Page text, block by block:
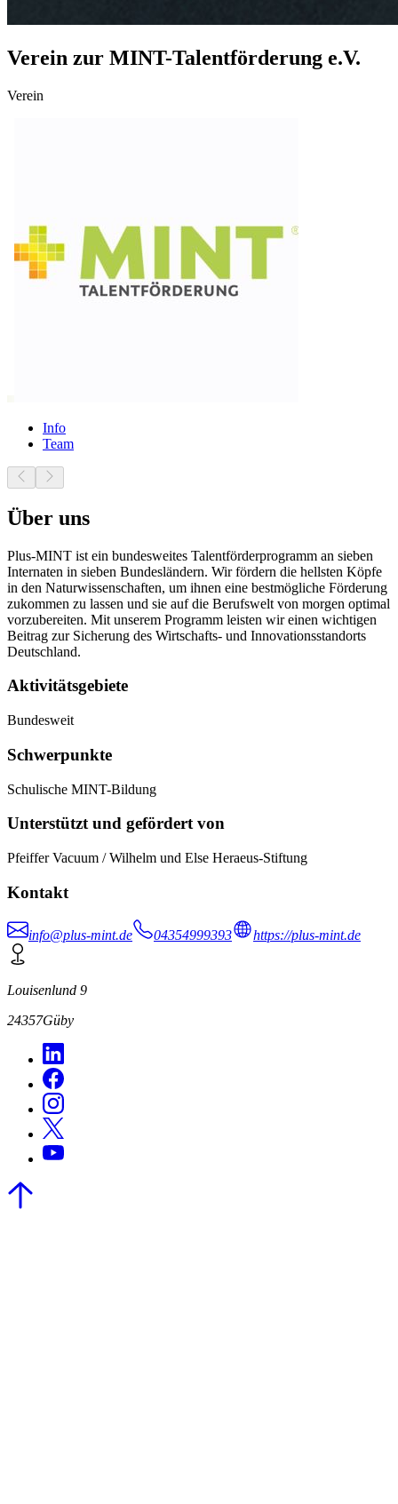
Verein zur MINT-Talentförderung e.V.
Verein
Info
Team
Über uns
Plus-MINT ist ein bundesweites Talentförderprogramm an sieben
Internaten in sieben Bundesländern. Wir fördern die hellsten Köpfe
in den Naturwissenschaften, um ihnen eine bestmögliche Förderung
zukommen zu lassen und sie auf die Berufswelt von morgen optimal
vorzubereiten. Mit unserem Programm leisten wir einen wichtigen
Beitrag zur Sicherung des Wirtschafts- und Innovationsstandorts
Deutschland.
Aktivitätsgebiete
Bundesweit
Schwerpunkte
Schulische MINT-Bildung
Unterstützt und gefördert von
Pfeiffer Vacuum / Wilhelm und Else Heraeus-Stiftung
Kontakt
info@plus-mint.de 04354999393 https://plus-mint.de
Louisenlund 9
24357Güby